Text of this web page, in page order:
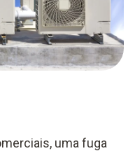
uma fuga